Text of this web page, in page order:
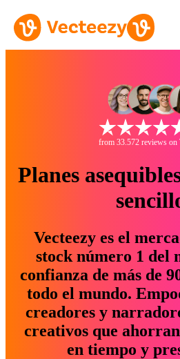
from 33.572 reviews on
Planes
Vecteezy es el
stock número 1 del
confianza de más de
todo el mundo.
creadores y
creativos que
en tiempo y